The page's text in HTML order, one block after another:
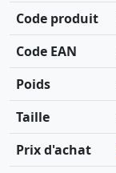
Code produit
Code EAN
Poids
Taille
Prix d'achat